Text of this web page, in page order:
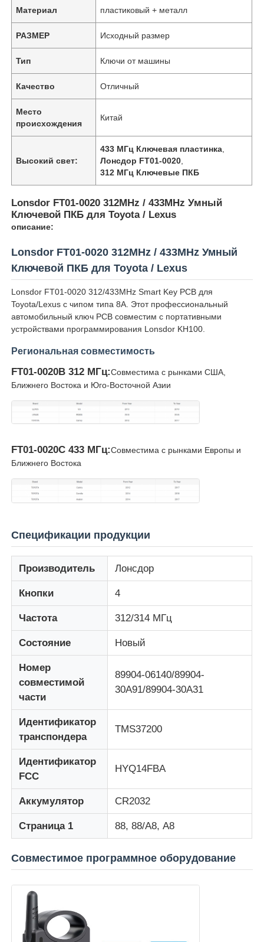
Главная страница
Продукция
Ролики
О Компании
Наша фабрика
контроль качества
контактные данные
Новости
Все случаи
Автоматические ключи
Материал пластиковый + металл
РАЗМЕР Исходный размер
Тип Ключи от машины
Качество Отличный
Место
происхождения
Китай
Высокий свет:
433 МГц Ключевая пластинка
Лонсдор FT01-0020
312 МГц Ключевые ПКБ
Lonsdor FT01-0020 312MHz / 433MHz Умный
Ключевой ПКБ для Toyota / Lexus
описание:
Lonsdor FT01-0020 312MHz / 433MHz Умный
Ключевой ПКБ для Toyota / Lexus
Lonsdor FT01-0020 312/433MHz Smart Key PCB для
Toyota/Lexus с чипом типа 8A. Этот профессиональный
автомобильный ключ PCB совместим с портативными
устройствами программирования Lonsdor KH100.
Региональная совместимость
FT01-0020B 312 МГц:Совместима с рынками США,
Ближнего Востока и Юго-Восточной Азии
FT01-0020C 433 МГц:Совместима с рынками Европы и
Ближнего Востока
Спецификации продукции
Производитель Лонсдор
Кнопки 4
Частота 312/314 МГц
Состояние Новый
Номер
совместимой
части
89904-06140/89904-
30А91/89904-30А31
Идентификатор
транспондера
TMS37200
Идентификатор
FCC
HYQ14FBA
Аккумулятор CR2032
Страница 1 88, 88/А8, А8
Совместимое программное оборудование